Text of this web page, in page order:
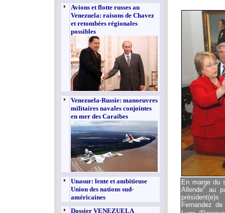
En marge du
Allende" au
Fernandez
Avions et flotte russes au
Venezuela: raisons de Chavez
et retombées régionales
possibles
Venezuela-Russie: manoeuvres
militaires navales conjointes
en mer des Caraïbes
Unasur: lente et ambitieuse
Union des nations sud-
américaines
Dossier VENEZUELA